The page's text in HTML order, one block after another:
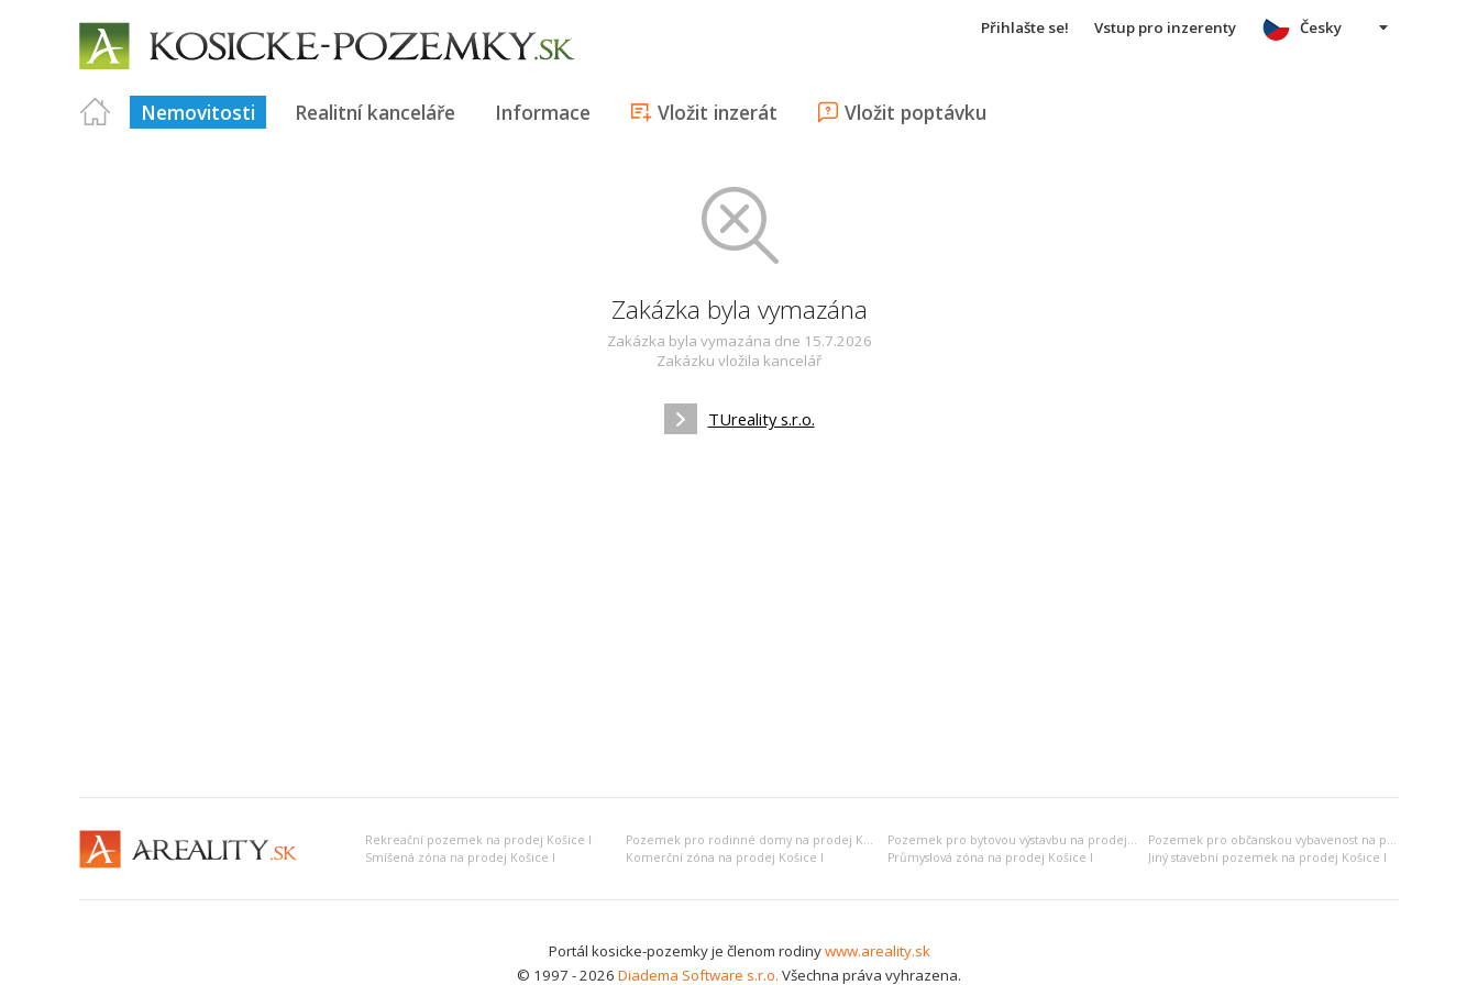
Přihlašte se! Vstup pro inzerenty
Nemovitosti Realitní kanceláře Informace Vložit inzerát Vložit poptávku
Česky
Zakázka byla vymazána
Zakázka byla vymazána dne 15.7.2026
Zakázku vložila kancelář
TUreality s.r.o.
Rekreační pozemek na prodej Košice I Pozemek pro rodinné domy na prodej Košice I Pozemek pro bytovou výstavbu na prodej Košice I
Pozemek pro občanskou vybavenost na prodej Košice I
Smíšená zóna na prodej Košice I
Komerční zóna na prodej Košice I Průmyslová zóna na prodej Košice I Jiný stavební pozemek na prodej Košice I
Portál kosicke-pozemky je členom rodinywww.areality.sk
© 1997 - 2026 Diadema Software s.r.o. Všechna práva vyhrazena.